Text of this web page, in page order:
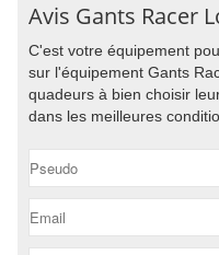
Avis Gants Racer
C'est votre équipement
sur l'équipement Gants
quadeurs à bien choisir
dans les meilleures